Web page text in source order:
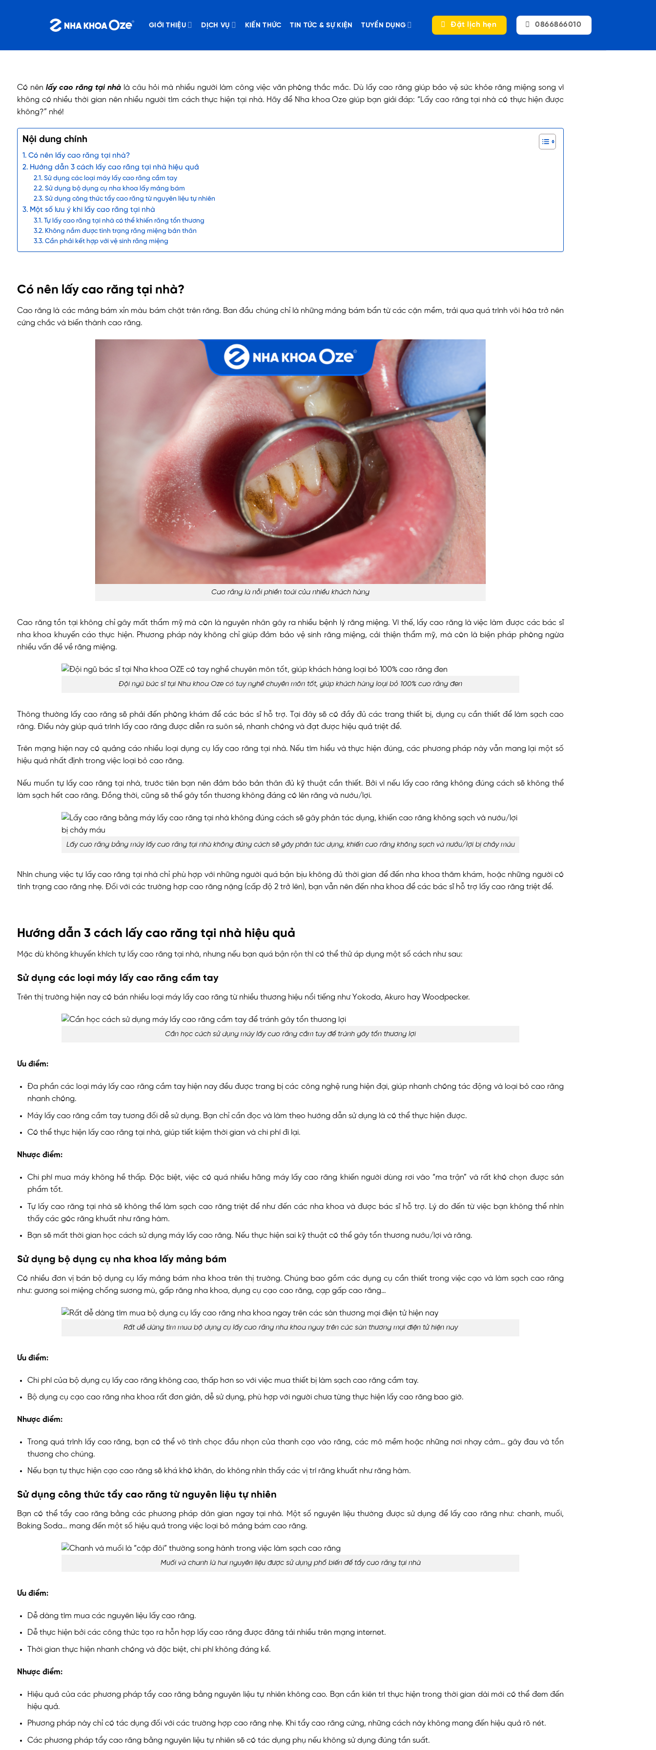
GIỚI THIỆU DỊCH VỤ KIẾN THỨC TIN TỨC & SỰ KIỆN TUYỂN DỤNG Đặt lịch hẹn 0866866010
Có nên lấy cao răng tại nhàlà câu hỏi mà nhiều người làm công việc văn phòng thắc mắc. Dù lấy cao răng giúp bảo vệ sức khỏe răng miệng song vì
không có nhiều thời gian nên nhiều người tìm cách thực hiện tại nhà. Hãy để Nha khoa Oze giúp bạn giải đáp: “Lấy cao răng tại nhà có thực hiện được
không?” nhé!
Nội dung chính
Có nên lấy cao răng tại nhà?
Hướng dẫn 3 cách lấy cao răng tại nhà hiệu quả
Sử dụng các loại máy lấy cao răng cầm tay
Sử dụng bộ dụng cụ nha khoa lấy mảng bám
Sử dụng công thức tẩy cao răng từ nguyên liệu tự nhiên
Một số lưu ý khi lấy cao răng tại nhà
Tự lấy cao răng tại nhà có thể khiến răng tổn thương
Không nắm được tình trạng răng miệng bản thân
Cần phải kết hợp với vệ sinh răng miệng
Có nên lấy cao răng tại nhà?
Cao răng là các mảng bám xỉn màu bám chặt trên răng. Ban đầu chúng chỉ là những mảng bám bẩn từ các cặn mềm, trải qua quá trình vôi hóa trở nên
cứng chắc và biến thành cao răng.
Cao răng là nỗi phiền toái của nhiều khách hàng
Cao răng tồn tại không chỉ gây mất thẩm mỹ mà còn là nguyên nhân gây ra nhiều bệnh lý răng miệng. Vì thế, lấy cao răng là việc làm được các bác sĩ
nha khoa khuyến cáo thực hiện. Phương pháp này không chỉ giúp đảm bảo vệ sinh răng miệng, cải thiện thẩm mỹ, mà còn là biện pháp phòng ngừa
nhiều vấn đề về răng miệng.
Đội ngũ bác sĩ tại Nha khoa Oze có tay nghề chuyên môn tốt, giúp khách hàng loại bỏ 100% cao răng đen
Thông thường lấy cao răng sẽ phải đến phòng khám để các bác sĩ hỗ trợ. Tại đây sẽ có đầy đủ các trang thiết bị, dụng cụ cần thiết để làm sạch cao
răng. Điều này giúp quá trình lấy cao răng được diễn ra suôn sẻ, nhanh chóng và đạt được hiệu quả triệt để.
Trên mạng hiện nay có quảng cáo nhiều loại dụng cụ lấy cao răng tại nhà. Nếu tìm hiểu và thực hiện đúng, các phương pháp này vẫn mang lại một số
hiệu quả nhất định trong việc loại bỏ cao răng.
Nếu muốn tự lấy cao răng tại nhà, trước tiên bạn nên đảm bảo bản thân đủ kỹ thuật cần thiết. Bởi vì nếu lấy cao răng không đúng cách sẽ không thể
làm sạch hết cao răng. Đồng thời, cũng sẽ thể gây tổn thương không đáng có lên răng và nướu/lợi.
Lấy cao răng bằng máy lấy cao răng tại nhà không đúng cách sẽ gây phản tác dụng, khiến cao răng không sạch và nướu/lợi bị chảy máu
Nhìn chung việc tự lấy cao răng tại nhà chỉ phù hợp với những người quá bận bịu không đủ thời gian để đến nha khoa thăm khám, hoặc những người có
tình trạng cao răng nhẹ. Đối với các trường hợp cao răng nặng (cấp độ 2 trở lên), bạn vẫn nên đến nha khoa để các bác sĩ hỗ trợ lấy cao răng triệt để.
Hướng dẫn 3 cách lấy cao răng tại nhà hiệu quả
Mặc dù không khuyến khích tự lấy cao răng tại nhà, nhưng nếu bạn quá bận rộn thì có thể thử áp dụng một số cách như sau:
Sử dụng các loại máy lấy cao răng cầm tay
Trên thị trường hiện nay có bán nhiều loại máy lấy cao răng từ nhiều thương hiệu nổi tiếng như Yokoda, Akuro hay Woodpecker.
Cần học cách sử dụng máy lấy cao răng cầm tay để tránh gây tổn thương lợi
Ưu điểm:
Đa phần các loại máy lấy cao răng cầm tay hiện nay đều được trang bị các công nghệ rung hiện đại, giúp nhanh chóng tác động và loại bỏ cao răng
nhanh chóng.
Máy lấy cao răng cầm tay tương đối dễ sử dụng. Bạn chỉ cần đọc và làm theo hướng dẫn sử dụng là có thể thực hiện được.
Có thể thực hiện lấy cao răng tại nhà, giúp tiết kiệm thời gian và chi phí đi lại.
Nhược điểm:
Chi phí mua máy không hề thấp. Đặc biệt, việc có quá nhiều hãng máy lấy cao răng khiến người dùng rơi vào “ma trận” và rất khó chọn được sản
phẩm tốt.
Tự lấy cao răng tại nhà sẽ không thể làm sạch cao răng triệt để như đến các nha khoa và được bác sĩ hỗ trợ. Lý do đến từ việc bạn không thể nhìn
thấy các góc răng khuất như răng hàm.
Bạn sẽ mất thời gian học cách sử dụng máy lấy cao răng. Nếu thực hiện sai kỹ thuật có thể gây tổn thương nướu/lợi và răng.
Sử dụng bộ dụng cụ nha khoa lấy mảng bám
Có nhiều đơn vị bán bộ dụng cụ lấy mảng bám nha khoa trên thị trường. Chúng bao gồm các dụng cụ cần thiết trong việc cạo và làm sạch cao răng
như: gương soi miệng chống sương mù, gấp răng nha khoa, dụng cụ cạo cao răng, cạp gấp cao răng…
Rất dễ dàng tìm mua bộ dụng cụ lấy cao răng nha khoa ngay trên các sàn thương mại điện tử hiện nay
Ưu điểm:
Chi phí của bộ dụng cụ lấy cao răng không cao, thấp hơn so với việc mua thiết bị làm sạch cao răng cầm tay.
Bộ dụng cụ cạo cao răng nha khoa rất đơn giản, dễ sử dụng, phù hợp với người chưa từng thực hiện lấy cao răng bao giờ.
Nhược điểm:
Trong quá trình lấy cao răng, bạn có thể vô tình chọc đầu nhọn của thanh cạo vào răng, các mô mềm hoặc những nơi nhạy cảm… gây đau và tổn
thương cho chúng.
Nếu bạn tự thực hiện cạo cao răng sẽ khá khó khăn, do không nhìn thấy các vị trí răng khuất như răng hàm.
Sử dụng công thức tẩy cao răng từ nguyên liệu tự nhiên
Bạn có thể tẩy cao răng bằng các phương pháp dân gian ngay tại nhà. Một số nguyên liệu thường được sử dụng để lấy cao răng như: chanh, muối,
Baking Soda… mang đến một số hiệu quả trong việc loại bỏ mảng bám cao răng.
Muối và chanh là hai nguyên liệu được sử dụng phổ biến để tẩy cao răng tại nhà
Ưu điểm:
Dễ dàng tìm mua các nguyên liệu lấy cao răng.
Dễ thực hiện bởi các công thức tạo ra hỗn hợp lấy cao răng được đăng tải nhiều trên mạng internet.
Thời gian thực hiện nhanh chóng và đặc biệt, chi phí không đáng kể.
Nhược điểm:
Hiệu quả của các phương pháp tẩy cao răng bằng nguyên liệu tự nhiên không cao. Bạn cần kiên trì thực hiện trong thời gian dài mới có thể đem đến
hiệu quả.
Phương pháp này chỉ có tác dụng đối với các trường hợp cao răng nhẹ. Khi tẩy cao răng cứng, những cách này không mang đến hiệu quả rõ nét.
Các phương pháp tẩy cao răng bằng nguyên liệu tự nhiên sẽ có tác dụng phụ nếu không sử dụng đúng tần suất.